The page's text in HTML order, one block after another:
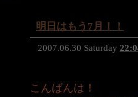
明日はもう7月！！
2007.06.30 Saturday
こんばんは！